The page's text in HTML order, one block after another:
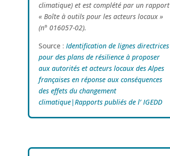
climatique) et est complété par un rapport
« Boîte à outils pour les acteurs locaux »
(n° 016057-02).
Source : Identification de lignes directrices
pour des plans de résilience à proposer
aux autorités et acteurs locaux des Alpes
françaises en réponse aux conséquences
des effets du changement
climatique|Rapports publiés de l’ IGEDD